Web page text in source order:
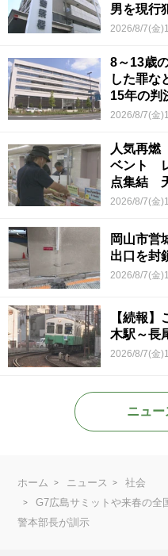
男を現行
2026/8/7(金
8～13歳
した罪な
15年の
ていて被
2026/8/7(金
人気再燃
ベント
点集結
2026/8/7(金
岡山市
出口を封
2026/8/7(金
【続報
木駅～長
2026/8/7(金
ニュ
ホーム ニュース
社会
G7広島サミットや来春の
警本部長が訓示